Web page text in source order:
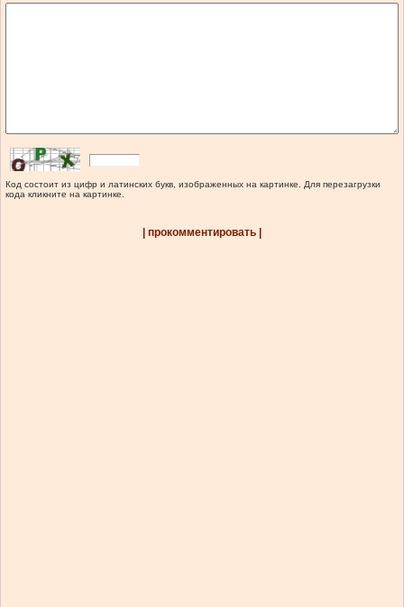
Код состоит из цифр и латинских букв, изображенных на картинке. Для перезагрузки
кода кликните на картинке.
| прокомментировать |